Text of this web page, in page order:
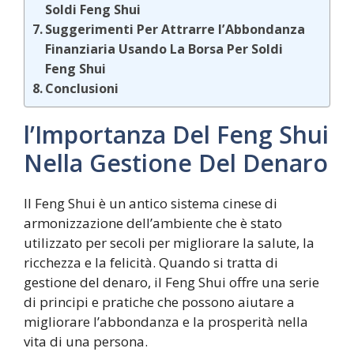
Soldi Feng Shui
Suggerimenti Per Attrarre l’Abbondanza
Finanziaria Usando La Borsa Per Soldi
Feng Shui
Conclusioni
l’Importanza Del Feng Shui
Nella Gestione Del Denaro
Il Feng Shui è un antico sistema cinese di
armonizzazione dell’ambiente che è stato
utilizzato per secoli per migliorare la salute, la
ricchezza e la felicità. Quando si tratta di
gestione del denaro, il Feng Shui offre una serie
di principi e pratiche che possono aiutare a
migliorare l’abbondanza e la prosperità nella
vita di una persona.